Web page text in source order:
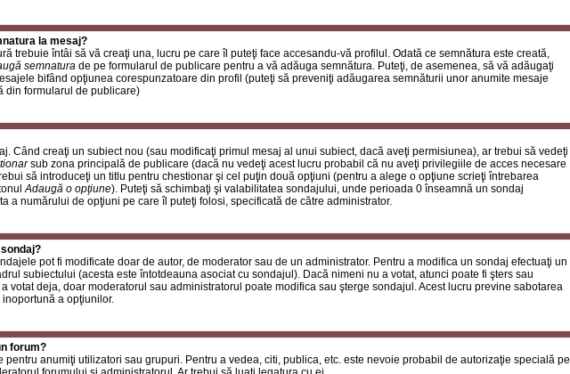
la mesaj?
trebuie întâi să vă creaţi una, lucru pe care îl puteţi face accesandu-vă profilul. Odată ce semnătura este creată,
semnatura de pe formularul de publicare pentru a vă adăuga semnătura. Puteţi, de asemenea, să vă adăugaţi
bifând opţiunea corespunzatoare din profil (puteţi să preveniţi adăugarea semnăturii unor anumite mesaje
din formularul de publicare)
Când creaţi un subiect nou (sau modificaţi primul mesaj al unui subiect, dacă aveţi permisiunea), ar trebui să vedeţi
sub zona principală de publicare (dacă nu vedeţi acest lucru probabil că nu aveţi privilegiile de acces necesare
să introduceţi un titlu pentru chestionar şi cel puţin două opţiuni (pentru a alege o opţiune scrieţi întrebarea
Adaugă o opţiune). Puteţi să schimbaţi şi valabilitatea sondajului, unde perioada 0 înseamnă un sondaj
a numărului de opţiuni pe care îl puteţi folosi, specificată de către administrator.
pot fi modificate doar de autor, de moderator sau de un administrator. Pentru a modifica un sondaj efectuaţi un
subiectului (acesta este întotdeauna asociat cu sondajul). Dacă nimeni nu a votat, atunci poate fi şters sau
votat deja, doar moderatorul sau administratorul poate modifica sau şterge sondajul. Acest lucru previne sabotarea
a opţiunilor.
forum?
pentru anumiţi utilizatori sau grupuri. Pentru a vedea, citi, publica, etc. este nevoie probabil de autorizaţie specială pe